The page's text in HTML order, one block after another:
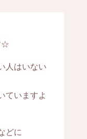
☆
人はいない
ていますよ
どに